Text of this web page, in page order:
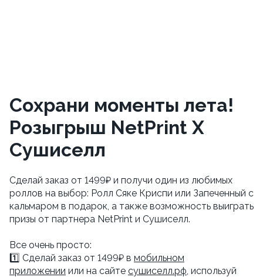
Сохрани моменты лета!
Розыгрыш NetPrint X
Сушиселл
Сделай заказ от 1499₽ и получи один из любимых
роллов на выбор: Ролл Сяке Криспи или Запеченный с
кальмаром в подарок, а также возможность выиграть
призы от партнера NetPrint и Сушиселл.
Все очень просто:
1️⃣ Сделай заказ от 1499₽ в мобильном
приложении или на сайте сушиселл.рф , используй